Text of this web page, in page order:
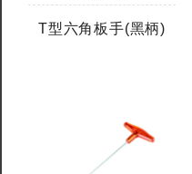
T型六角板手(黑柄)